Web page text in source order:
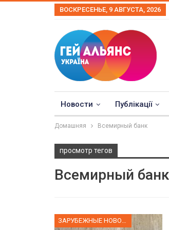
ВОСКРЕСЕНЬЕ, 9 АВГУСТА, 2026
Новости Публікації
Домашняя Всемирный банк
просмотр тегов
Всемирный банк